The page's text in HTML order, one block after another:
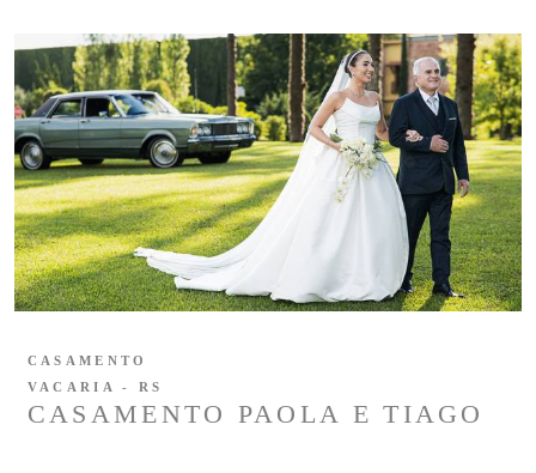
CASAMENTO PAOLA E TIAGO
CASAMENTO
VACARIA - RS